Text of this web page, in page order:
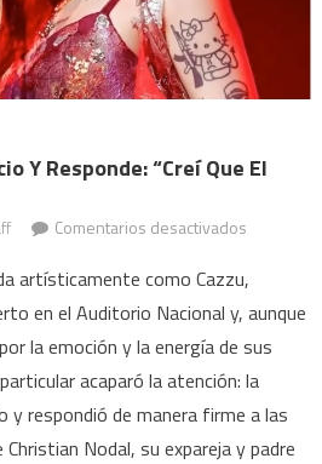
Y Responde: “Creí Que El
Comentarios desactivadosen
rompe
el
silencio
y
responde:
“Creí
artísticamente como Cazzu,
en el Auditorio Nacional y, aunque
la emoción y la energía de sus
acaparó la atención: la
y respondió de manera firme a las
Nodal, su expareja y padre